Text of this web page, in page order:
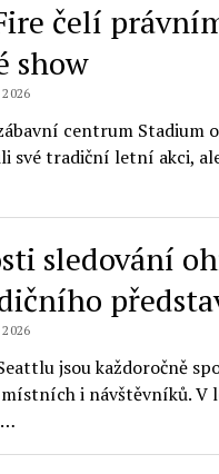
čelí
show
centrum Stadium
své tradiční letní akci,
sledování
jsou každoročně
i návštěvníků. V